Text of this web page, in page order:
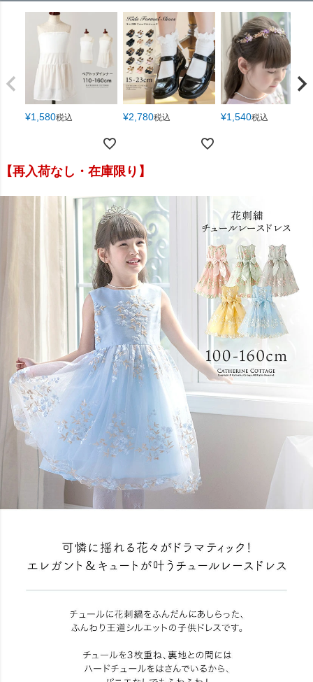
¥1,580税込 ¥2,780税込 ¥1,540税込
【再入荷なし・在庫限り】